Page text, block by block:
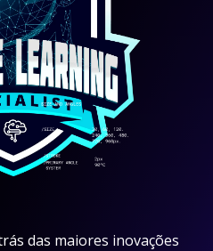
das maiores inovações